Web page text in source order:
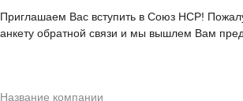
Приглашаем Вас вступить в Союз НСР!
анкету обратной связи и мы вышлем Вам